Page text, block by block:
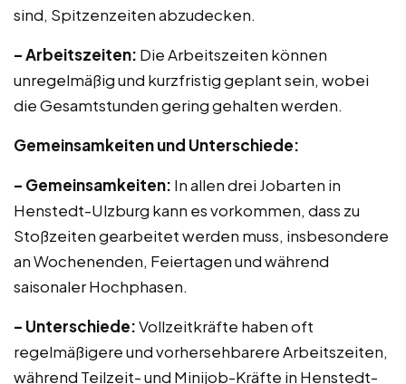
sind, Spitzenzeiten abzudecken.
– Arbeitszeiten: Die Arbeitszeiten können
unregelmäßig und kurzfristig geplant sein, wobei
die Gesamtstunden gering gehalten werden.
Gemeinsamkeiten und Unterschiede:
– Gemeinsamkeiten: In allen drei Jobarten in
Henstedt-Ulzburg kann es vorkommen, dass zu
Stoßzeiten gearbeitet werden muss, insbesondere
an Wochenenden, Feiertagen und während
saisonaler Hochphasen.
– Unterschiede:Vollzeitkräfte haben oft
regelmäßigere und vorhersehbarere Arbeitszeiten,
während Teilzeit- und Minijob-Kräfte in Henstedt-